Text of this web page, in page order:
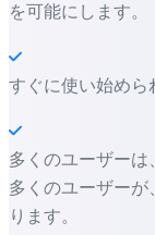
を可能にします。
すぐに使い始めら
多くのユーザー
多くのユーザーが
ります。